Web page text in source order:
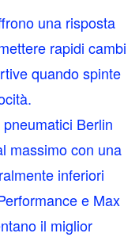
una risposta
rapidi cambi
quando spinte
Berlin
massimo con una
inferiori
e Max
il miglior